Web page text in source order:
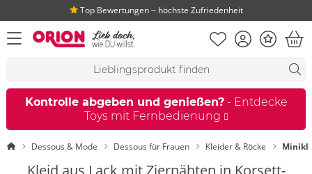
Top Bewertungen ‒ höchste Zufriedenheit
Menü öffnen Merkliste
KontoBonus
Kontrolle abgeben und genießen?- Entdecke
Toys mit Fernbedienung
StartseiteDessous & Mode Dessous für Frauen Kleider & Röcke
Kleid aus Lack mit Ziernähten in Korsett-